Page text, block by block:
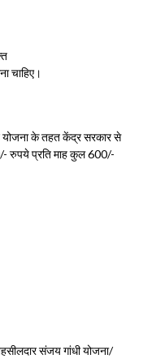
चाहिए।
योजना के तहत केंद्र सरकार से
रुपये प्रति माह कुल 600/-
संजय गांधी योजना/